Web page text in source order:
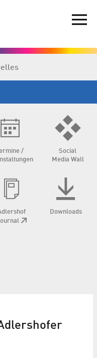
/
Social
Media Wall
Downloads